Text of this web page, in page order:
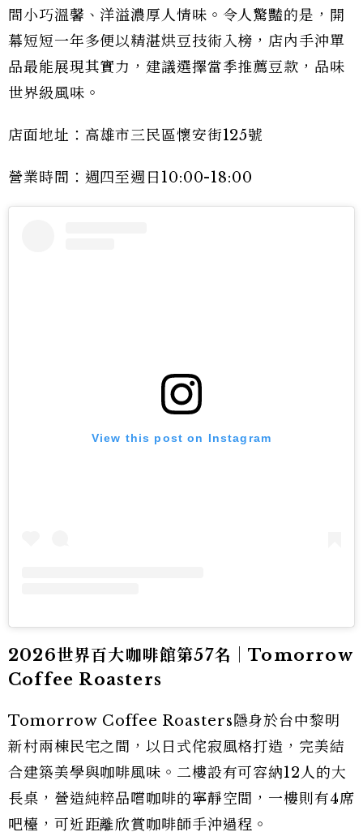
間小巧溫馨、洋溢濃厚人情味。令人驚豔的是，開
幕短短一年多便以精湛烘豆技術入榜，店內手沖單
品最能展現其實力，建議選擇當季推薦豆款，品味
世界級風味。
店面地址：高雄市三民區懷安街125號
營業時間：週四至週日10:00-18:00
View this post on Instagram
2026世界百大咖啡館第57名｜Tomorrow
Coffee Roasters
Tomorrow Coffee Roasters隱身於台中黎明
新村兩棟民宅之間，以日式侘寂風格打造，完美結
合建築美學與咖啡風味。二樓設有可容納12人的大
長桌，營造純粹品嚐咖啡的寧靜空間，一樓則有4席
吧檯，可近距離欣賞咖啡師手沖過程。